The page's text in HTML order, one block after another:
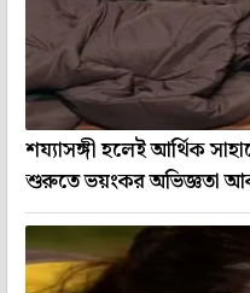
শয্যাসঙ্গী হলেই আর্থিক
শুরুতে ভয়ংকর অভিজ্ঞতা